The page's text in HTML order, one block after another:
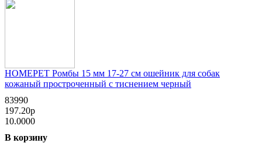
HOMEPET Ромбы 15 мм 17-27 см ошейник для собак
кожаный простроченный с тиснением черный
83990
197.20р
10.0000
В корзину